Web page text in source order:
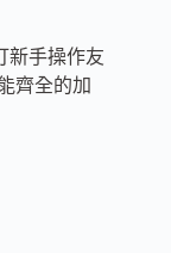
新手操作友
齊全的加